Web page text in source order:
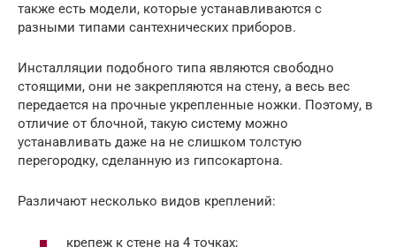
также есть модели, которые устанавливаются с
разными типами сантехнических приборов.
Инсталляции подобного типа являются свободно
стоящими, они не закрепляются на стену, а весь вес
передается на прочные укрепленные ножки. Поэтому, в
отличие от блочной, такую систему можно
устанавливать даже на не слишком толстую
перегородку, сделанную из гипсокартона.
Различают несколько видов креплений:
крепеж к стене на 4 точках;